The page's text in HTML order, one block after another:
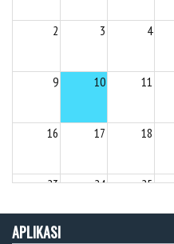
2 3 4
9 10 11
16 17 18
23 24 25
30
APLIKASI